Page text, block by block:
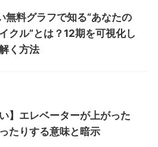
無料グラフで知る“あなたの
クル”とは？12期を可視化し
く方法
い】エレベーターが上がった
たりする意味と暗示